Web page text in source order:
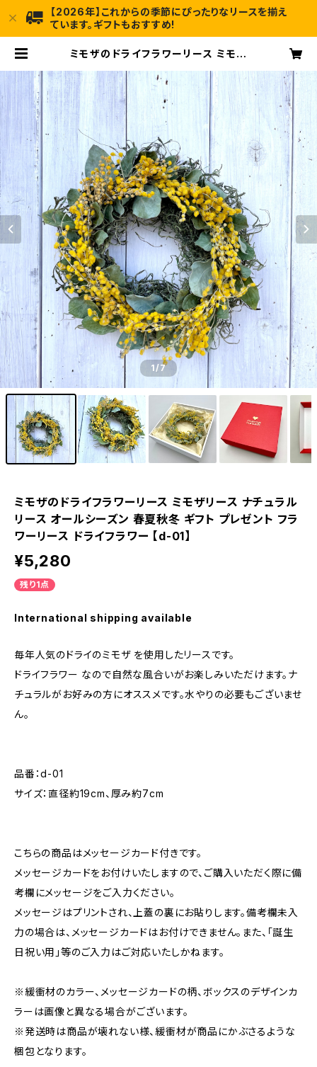
【2026年】これからの季節にぴったりなリースを揃え
ています。ギフトもおすすめ!
ミモザのドライフラワーリース ミモザ
ズン 春夏秋冬 ギフト プレゼント フラ
ワーリース ドライフラワー 【d-01】 |
mamawreath / 日本初のフラワー
リース専門の実店舗
1/7
ミモザのドライフラワーリース ミモザリース ナチュラル
リース オールシーズン 春夏秋冬 ギフト プレゼント フラ
ワーリース ドライフラワー 【d-01】
¥5,280
残り1点
International shipping available
毎年人気のドライのミモザ を使用したリースです。
ドライフラワー なので自然な風合いがお楽しみいただけます。ナ
チュラルがお好みの方にオススメです。水やりの必要もございませ
ん。
品番：d-01
サイズ：直径約19cm、厚み約7cm
こちらの商品はメッセージカード付きです。
メッセージカードをお付けいたしますので、ご購入いただく際に備
考欄にメッセージをご入力ください。
メッセージはプリントされ、上蓋の裏にお貼りします。備考欄未入
力の場合は、メッセージカードはお付けできません。また、「誕生
日祝い用」等のご入力はご対応いたしかねます。
※緩衝材のカラー、メッセージカードの柄、ボックスのデザインカ
ラーは画像と異なる場合がございます。
※発送時は商品が壊れない様、緩衝材が商品にかぶさるような
梱包となります。